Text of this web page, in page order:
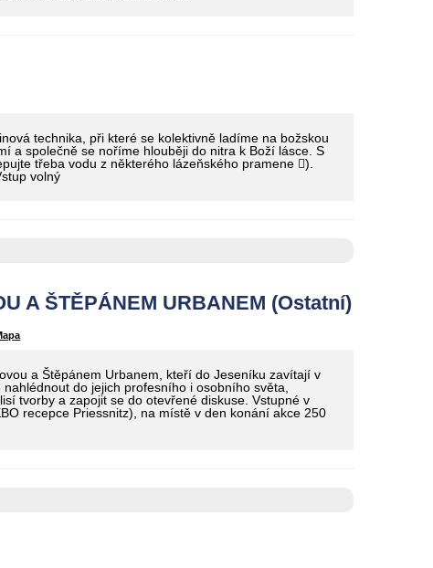
technika, při které se kolektivně ladíme na božskou
a společně se noříme hlouběji do nitra k Boží lásce. S
třeba vodu z některého lázeňského pramene ).
volný
A ŠTĚPÁNEM URBANEM (Ostatní)
a Štěpánem Urbanem, kteří do Jeseníku zavítají v
do jejich profesního i osobního světa,
tvorby a zapojit se do otevřené diskuse. Vstupné v
recepce Priessnitz), na místě v den konání akce 250